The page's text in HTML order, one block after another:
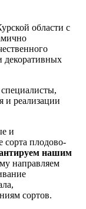
области с
декоративных
и реализации
и
сорта плодово-
нашим
направляем
сортов.